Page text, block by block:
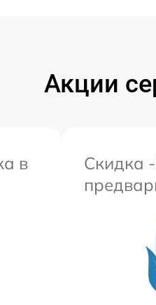
Акции
в
Скидка